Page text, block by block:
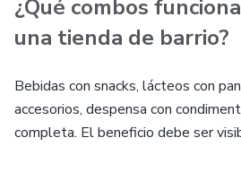
¿Qué combos
una tienda de barrio?
Bebidas con snacks, lácteos con
accesorios, despensa con
completa. El beneficio debe ser